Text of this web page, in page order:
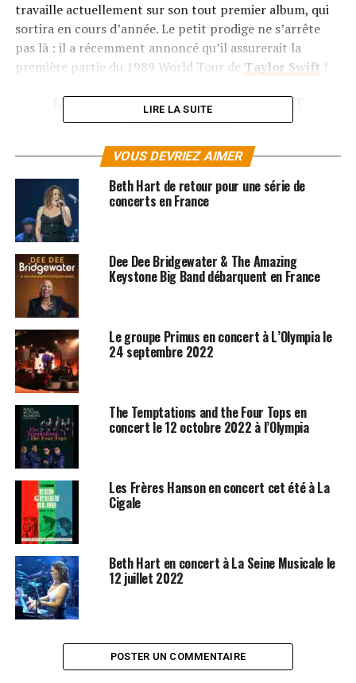
travaille actuellement sur son tout premier album, qui
sortira en cours d’année. Le petit prodige ne s’arrête
pas là : il a récemment annoncé qu’il assurerait la
première partie du 1989 World Tour de Taylor Swift !
LES ALBUMS DE SHAWN MENDES SONT
DISPONIBLES ICI
SUJETS ASSOCIÉS: CONCERTS
LIRE LA SUITE
VOUS DEVRIEZ AIMER
Beth Hart de retour pour une série de
concerts en France
Dee Dee Bridgewater & The Amazing
Keystone Big Band débarquent en France
Le groupe Primus en concert à L’Olympia le
24 septembre 2022
The Temptations and the Four Tops en
concert le 12 octobre 2022 à l’Olympia
Les Frères Hanson en concert cet été à La
Cigale
Beth Hart en concert à La Seine Musicale le
12 juillet 2022
POSTER UN COMMENTAIRE